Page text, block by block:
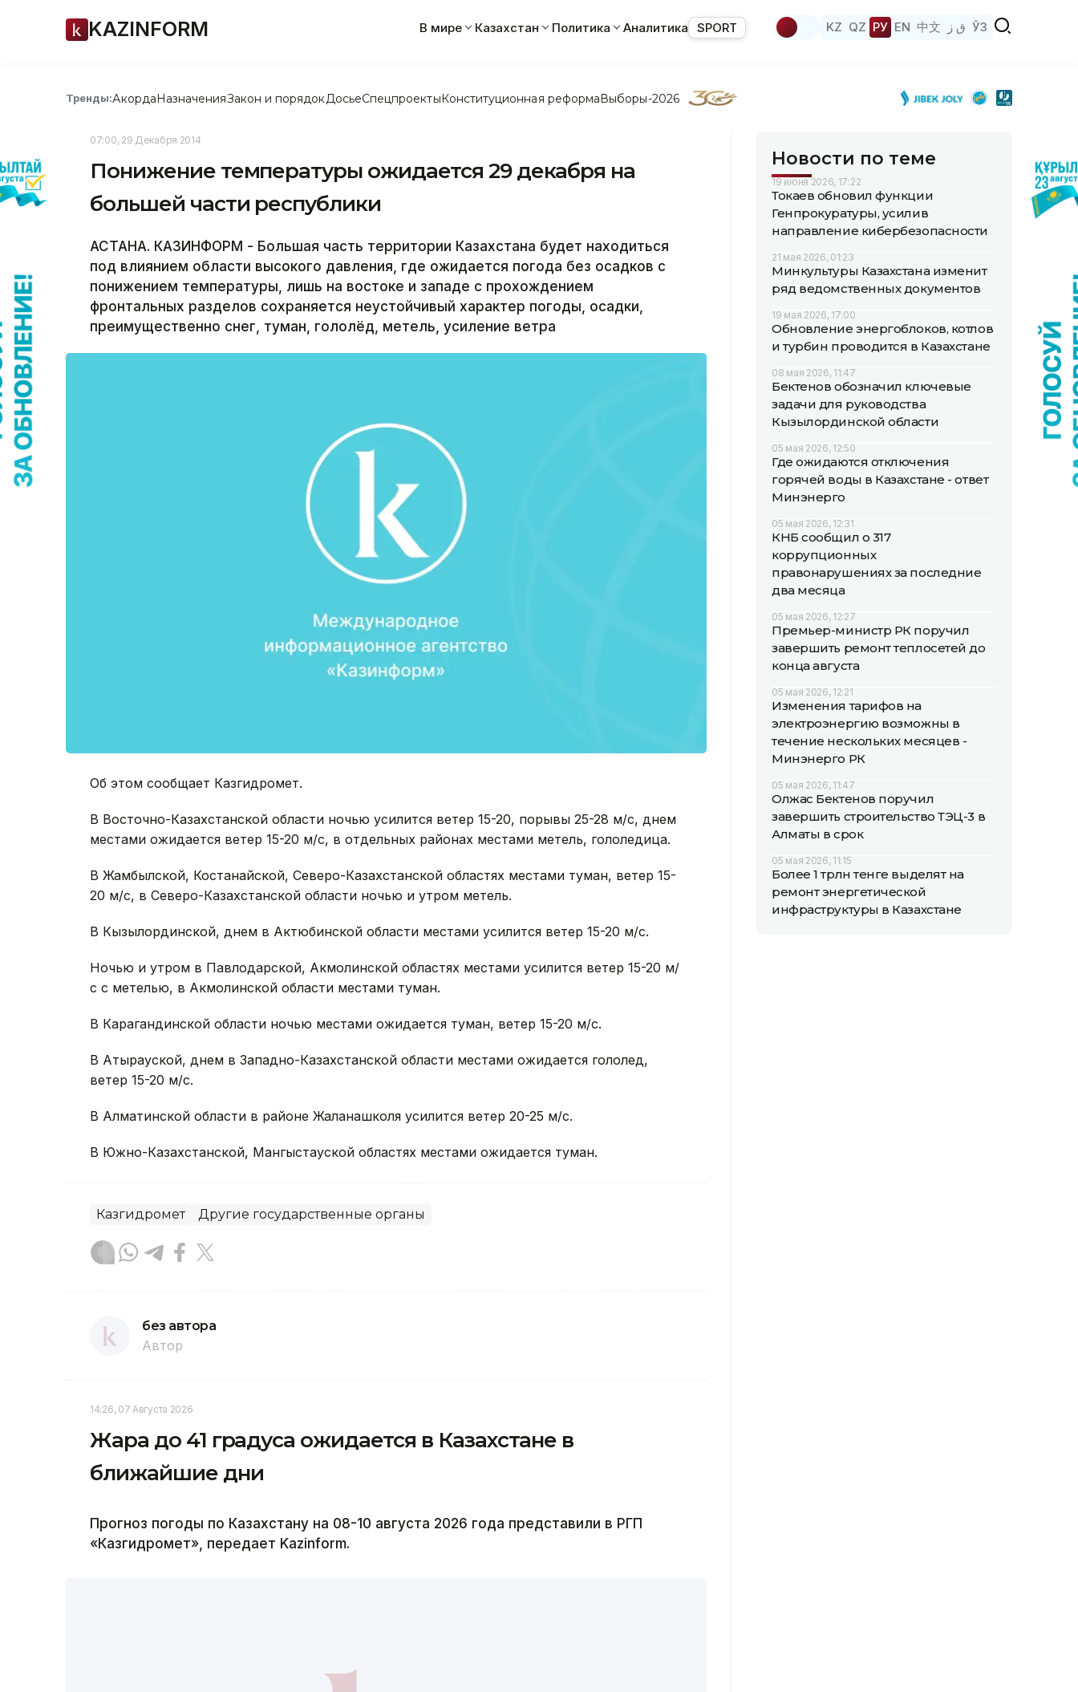
KAZINFORM В мире Казахстан Политика Аналитика SPORT KZ QZ РУ EN 中文 ق ز ЎЗ
Тренды:АкордаНазначенияЗакон и порядок ДосьеСпецпроектыКонституционная реформаВыборы-2026
07:00, 29 Декабря 2014
Понижение температуры ожидается 29 декабря на
большей части республики
АСТАНА. КАЗИНФОРМ - Большая часть территории Казахстана будет находиться
под влиянием области высокого давления, где ожидается погода без осадков с
понижением температуры, лишь на востоке и западе с прохождением
фронтальных разделов сохраняется неустойчивый характер погоды, осадки,
преимущественно снег, туман, гололёд, метель, усиление ветра
Об этом сообщает Казгидромет.
В Восточно-Казахстанской области ночью усилится ветер 15-20, порывы 25-28 м/с, днем
местами ожидается ветер 15-20 м/с, в отдельных районах местами метель, гололедица.
В Жамбылской, Костанайской, Северо-Казахстанской областях местами туман, ветер 15-
20 м/с, в Северо-Казахстанской области ночью и утром метель.
В Кызылординской, днем в Актюбинской области местами усилится ветер 15-20 м/с.
Ночью и утром в Павлодарской, Акмолинской областях местами усилится ветер 15-20 м/
с с метелью, в Акмолинской области местами туман.
В Карагандинской области ночью местами ожидается туман, ветер 15-20 м/с.
В Атырауской, днем в Западно-Казахстанской области местами ожидается гололед,
ветер 15-20 м/с.
В Алматинской области в районе Жаланашколя усилится ветер 20-25 м/с.
В Южно-Казахстанской, Мангыстауской областях местами ожидается туман.
Казгидромет Другие государственные органы
без автора
Автор
14:26, 07 Августа 2026
Жара до 41 градуса ожидается в Казахстане в
ближайшие дни
Прогноз погоды по Казахстану на 08-10 августа 2026 года представили в РГП
«Казгидромет», передает Kazinform.
Новости по теме
19 июня 2026, 17:22
Токаев обновил функции
Генпрокуратуры, усилив
направление кибербезопасности
21 мая 2026, 01:23
Минкультуры Казахстана изменит
ряд ведомственных документов
19 мая 2026, 17:00
Обновление энергоблоков, котлов
и турбин проводится в Казахстане
08 мая 2026, 11:47
Бектенов обозначил ключевые
задачи для руководства
Кызылординской области
05 мая 2026, 12:50
Где ожидаются отключения
горячей воды в Казахстане - ответ
Минэнерго
05 мая 2026, 12:31
КНБ сообщил о 317
коррупционных
правонарушениях за последние
два месяца
05 мая 2026, 12:27
Премьер-министр РК поручил
завершить ремонт теплосетей до
конца августа
05 мая 2026, 12:21
Изменения тарифов на
электроэнергию возможны в
течение нескольких месяцев -
Минэнерго РК
05 мая 2026, 11:47
Олжас Бектенов поручил
завершить строительство ТЭЦ-3 в
Алматы в срок
05 мая 2026, 11:15
Более 1 трлн тенге выделят на
ремонт энергетической
инфраструктуры в Казахстане